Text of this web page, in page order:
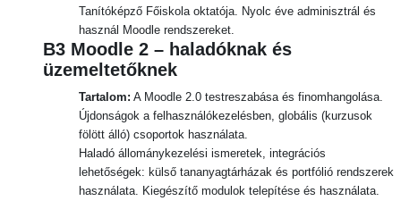
Tanítóképző Főiskola oktatója. Nyolc éve adminisztrál és
használ Moodle rendszereket.
B3 Moodle 2 – haladóknak és
üzemeltetőknek
Tartalom: A Moodle 2.0 testreszabása és finomhangolása.
Újdonságok a felhasználókezelésben, globális (kurzusok
fölött álló) csoportok használata.
Haladó állománykezelési ismeretek, integrációs
lehetőségek: külső tananyagtárházak és portfólió rendszerek
használata. Kiegészítő modulok telepítése és használata.